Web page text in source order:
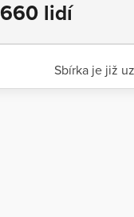
660 lidí
Sbírka je již